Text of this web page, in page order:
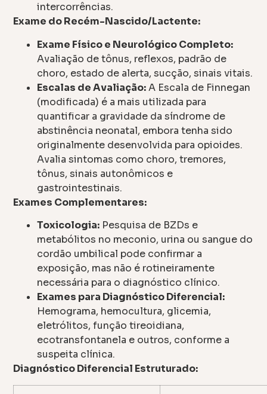
intercorrências.
Exame do Recém-Nascido/Lactente:
Exame Físico e Neurológico Completo:
Avaliação de tônus, reflexos, padrão de
choro, estado de alerta, sucção, sinais vitais.
Escalas de Avaliação:A Escala de Finnegan
(modificada) é a mais utilizada para
quantificar a gravidade da síndrome de
abstinência neonatal, embora tenha sido
originalmente desenvolvida para opioides.
Avalia sintomas como choro, tremores,
tônus, sinais autonômicos e
gastrointestinais.
Exames Complementares:
Toxicologia: Pesquisa de BZDs e
metabólitos no meconio, urina ou sangue do
cordão umbilical pode confirmar a
exposição, mas não é rotineiramente
necessária para o diagnóstico clínico.
Exames para Diagnóstico Diferencial:
Hemograma, hemocultura, glicemia,
eletrólitos, função tireoidiana,
ecotransfontanela e outros, conforme a
suspeita clínica.
Diagnóstico Diferencial Estruturado: